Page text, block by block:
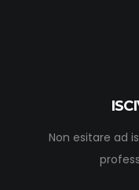
Non esitare ad